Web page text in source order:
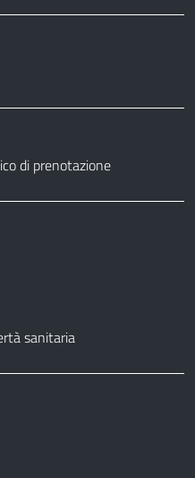
di prenotazione
sanitaria